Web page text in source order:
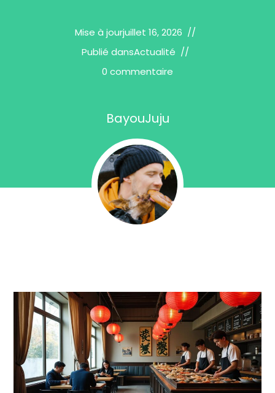
Mise à jourjuillet 16, 2026
Publié dansActualité
0 commentaire
BayouJuju